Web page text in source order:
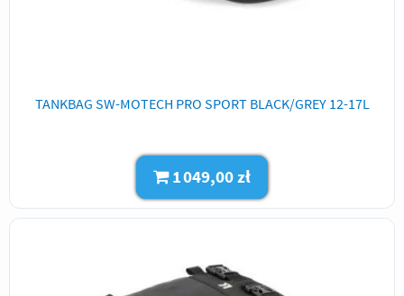
TANKBAG SW-MOTECH PRO SPORT BLACK/GREY 12-17L
1 049,00 zł